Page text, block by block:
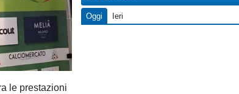
le prestazioni
Oggi Ieri